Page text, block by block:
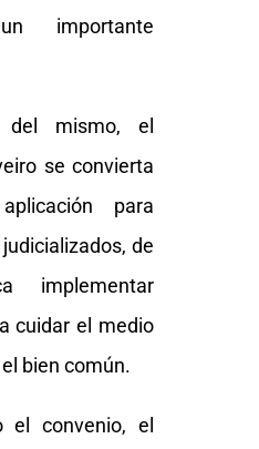
importante
del mismo, el
se convierta
para
de
implementar
cuidar el medio
bien común.
el convenio, el